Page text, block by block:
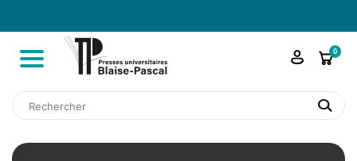
shopping_cart0

search